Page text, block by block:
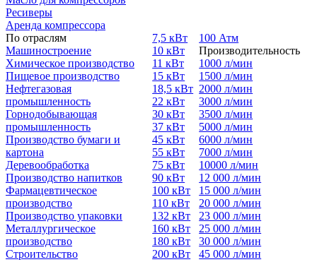
Ресиверы
Аренда компрессора
По отраслям
Машиностроение
Химическое производство
Пищевое производство
Нефтегазовая
промышленность
Горнодобывающая
промышленность
Производство бумаги и
картона
Деревообработка
Производство напитков
Фармацевтическое
производство
Производство упаковки
Металлургическое
производство
Строительство
7,5 кВт
10 кВт
11 кВт
15 кВт
18,5 кВт
22 кВт
30 кВт
37 кВт
45 кВт
55 кВт
75 кВт
90 кВт
100 кВт
110 кВт
132 кВт
160 кВт
180 кВт
200 кВт
100 Атм
Производительность
1000 л/мин
1500 л/мин
2000 л/мин
3000 л/мин
3500 л/мин
5000 л/мин
6000 л/мин
7000 л/мин
10000 л/мин
12 000 л/мин
15 000 л/мин
20 000 л/мин
23 000 л/мин
25 000 л/мин
30 000 л/мин
45 000 л/мин